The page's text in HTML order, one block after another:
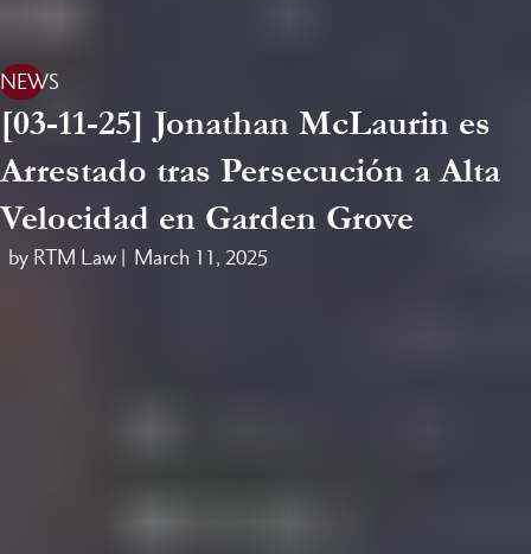
NEWS
[03-11-25] Jonathan McLaurin es
Arrestado tras Persecución a Alta
Velocidad en Garden Grove
by RTM Law | March 11, 2025